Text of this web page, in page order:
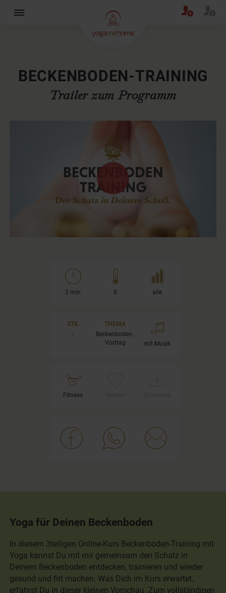
BECKENBODEN-TRAINING
Trailer zum Programm
2 min 0 alle
STIL
-
THEMA
Beckenboden ,
Vortrag
mit Musik
Fitness
Yoga für Deinen Beckenboden
In diesem 3teiligen Online-Kurs Beckenboden-Training mit
Yoga kannst Du mit mir gemeinsam den Schatz in
Deinem Beckenboden entdecken, trainieren und wieder
gesund und fitt machen. Was Dich im Kurs erwartet,
erfährst Du in dieser kleinen Vorschau. Zum vollständigen